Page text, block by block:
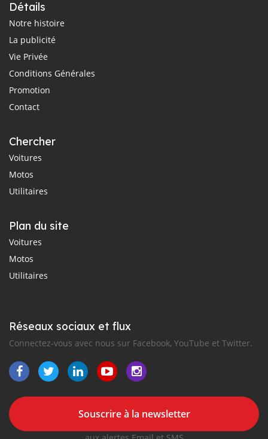
Détails
Notre histoire
La publicité
Vie Privée
Conditions Générales
Promotion
Contact
Chercher
Voitures
Motos
Utilitaires
Plan du site
Voitures
Motos
Utilitaires
Réseaux sociaux et flux
Connectez-vous avec nous sur Facebook, YouTube et Twitter.
Souscrire à la newsletter